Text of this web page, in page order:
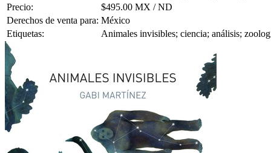
Precio:
$495.00 MX / ND
Derechos de venta para: México
Etiquetas:
Animales invisibles; ciencia; análisis;